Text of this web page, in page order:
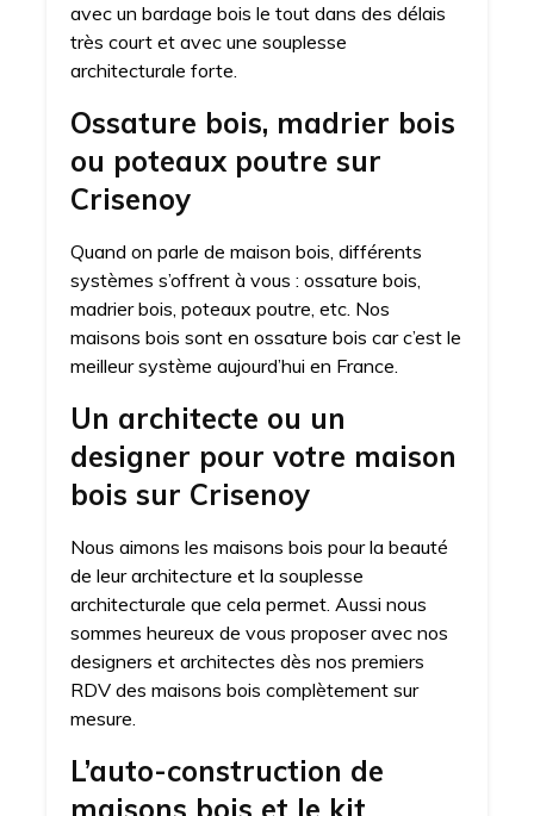
avec un bardage bois le tout dans des délais
très court et avec une souplesse
architecturale forte.
Ossature bois, madrier bois
ou poteaux poutre sur
Crisenoy
Quand on parle de maison bois, différents
systèmes s’offrent à vous : ossature bois,
madrier bois, poteaux poutre, etc. Nos
maisons bois sont en ossature bois car c’est le
meilleur système aujourd’hui en France.
Un architecte ou un
designer pour votre maison
bois sur Crisenoy
Nous aimons les maisons bois pour la beauté
de leur architecture et la souplesse
architecturale que cela permet. Aussi nous
sommes heureux de vous proposer avec nos
designers et architectes dès nos premiers
RDV des maisons bois complètement sur
mesure.
L’auto-construction de
maisons bois et le kit